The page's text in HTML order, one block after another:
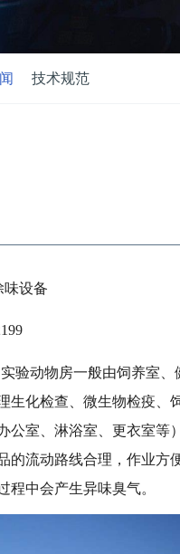
技术规范
味设备
验动物房一般由饲养室
化检查、微生物检疫、
室、淋浴室、更衣室等
流动路线合理，作业方
中会产生异味臭气。